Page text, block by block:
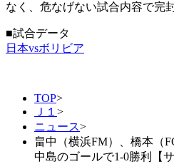
なく、危なげない試合内容で完
■試合データ
日本vsボリビア
TOP>
Ｊ１ >
ニュース>
畠中（横浜FM）、橋本（
中島のゴールで1-0勝利【